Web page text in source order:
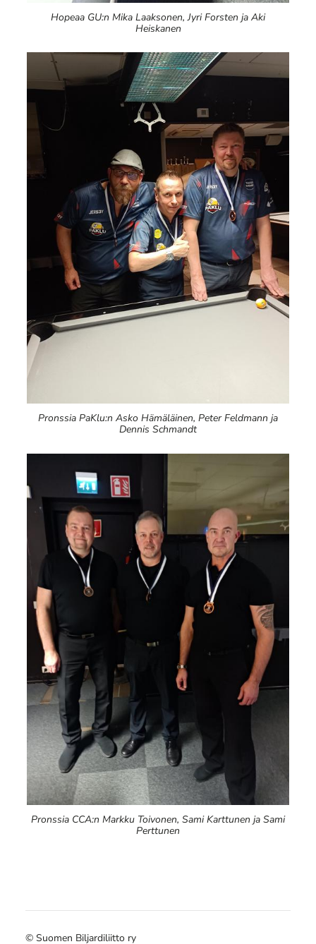
Hopeaa GU:n Mika Laaksonen, Jyri Forsten ja Aki
Heiskanen
Pronssia PaKlu:n Asko Hämäläinen, Peter Feldmann ja
Dennis Schmandt
Pronssia CCA:n Markku Toivonen, Sami Karttunen ja Sami
Perttunen
© Suomen Biljardiliitto ry